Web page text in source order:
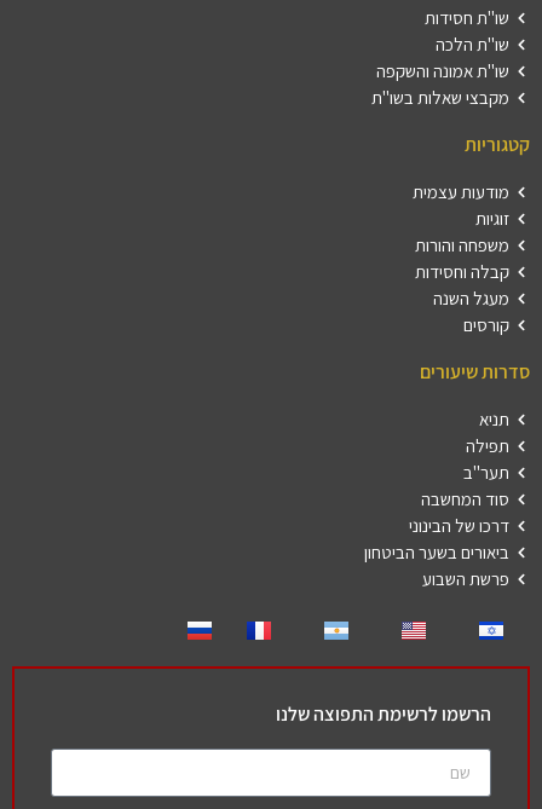
שו"ת חסידות
שו"ת הלכה
שו"ת אמונה והשקפה
מקבצי שאלות בשו"ת
קטגוריות
מודעות עצמית
זוגיות
משפחה והורות
קבלה וחסידות
מעגל השנה
קורסים
סדרות שיעורים
תניא
תפילה
תער"ב
סוד המחשבה
דרכו של הבינוני
ביאורים בשער הביטחון
פרשת השבוע
הרשמו לרשימת התפוצה שלנו